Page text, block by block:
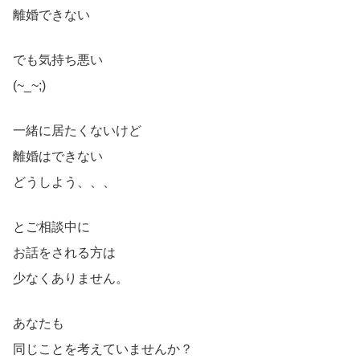
離婚できない
でも気持ち悪い
(~_~;)
一緒に居たくないけど
離婚はできない
どうしよう、、、
とご相談中に
お話をされる方は
少なくありません。
あなたも
同じことを考えていませんか？